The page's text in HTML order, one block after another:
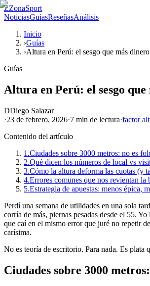
ZZonaSport
NoticiasGuíasReseñasAnálisis
Inicio
›Guías
›Altura en Perú: el sesgo que más
Guías
Altura en Perú: el sesgo
DDiego Salazar
·23 de febrero, 2026·7 min de lectura·factor
Contenido del artículo
1.Ciudades sobre 3000 metros: no es
2.Qué dicen los números de local vs
3.Cómo la altura deforma las cuotas (y
4.Errores comunes que nos revientan la
5.Estrategia de apuestas: menos épica,
Perdí una semana de utilidades en una sola
corría de más, piernas pesadas desde el 55.
que caí en el mismo error que juré no repetir
carísima.
No es teoría de escritorio. Para nada. Es plata
Ciudades sobre 3000